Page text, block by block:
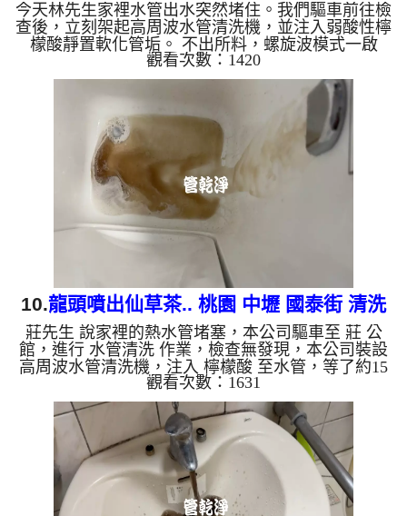
洗水管
今天林先生家裡水管出水突然堵住。我們驅車前往檢
查後，立刻架起高周波水管清洗機，並注入弱酸性檸
檬酸靜置軟化管垢。 不出所料，螺旋波模式一啟
動，髒水變成的「泡沫牛奶」，還噴出一大塊異物！
這就是長年累積在管壁的泥沙與鐵鏽。經過兩個小時
的奮鬥，出水終於變乾淨，出水量也恢復了。 為什
麼水管需要定期「大掃除」？ 管壁髒汙靠一般水壓
難以清除，不同的水質也會產生不同的「色彩反
應」： 咖啡色（鐵鏽/泥沙）： 常見於自來水管線老
化。 石油黑（氧化錳）： 抽取地下水常見的黑色管
垢。 ...
觀看次數：1420
10.龍頭噴出仙草茶.. 桃園 中壢 國泰街 清洗
水管
莊先生 說家裡的熱水管堵塞，本公司驅車至 莊 公
館，進行 水管清洗 作業，檢查無發現，本公司裝設
高周波水管清洗機，注入 檸檬酸 至水管，等了約15
分，開啟 水管清洗機 ，啟動 螺旋波 模式，一洗水管
就流出泥水，顏色越來越深，看起來就像仙草茶，兩
個多小時後，出水變乾淨熱水出水量也恢復了。 如
是自來水，如水管老化，會產生鐵鏽跟泥沙堆積，洗
出來的水就會是咖啡色，地下水含有氧化錳，管壁上
會結成黑色管垢，洗出來的水會跟石油一樣黑，有些
洗出綠色的水，是因為裡面有銅的物質，生鏽產生銅
綠，如是藍色的水，...
觀看次數：1631